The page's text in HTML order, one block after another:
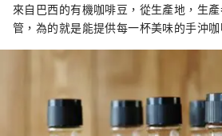
來自巴西的有機咖啡豆，從生產地，生
管，為的就是能提供每一杯美味的手沖咖